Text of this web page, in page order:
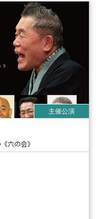
六の会》